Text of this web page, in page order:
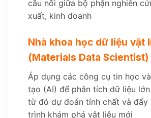
cầu nối giữa bộ phận nghiên
xuất, kinh doanh
Nhà khoa học dữ liệu vật
(Materials Data Scientist)
Áp dụng các công cụ tin học
tạo (AI) để phân tích dữ liệu
từ đó dự đoán tính chất và đẩy
trình khám phá vật liệu mới